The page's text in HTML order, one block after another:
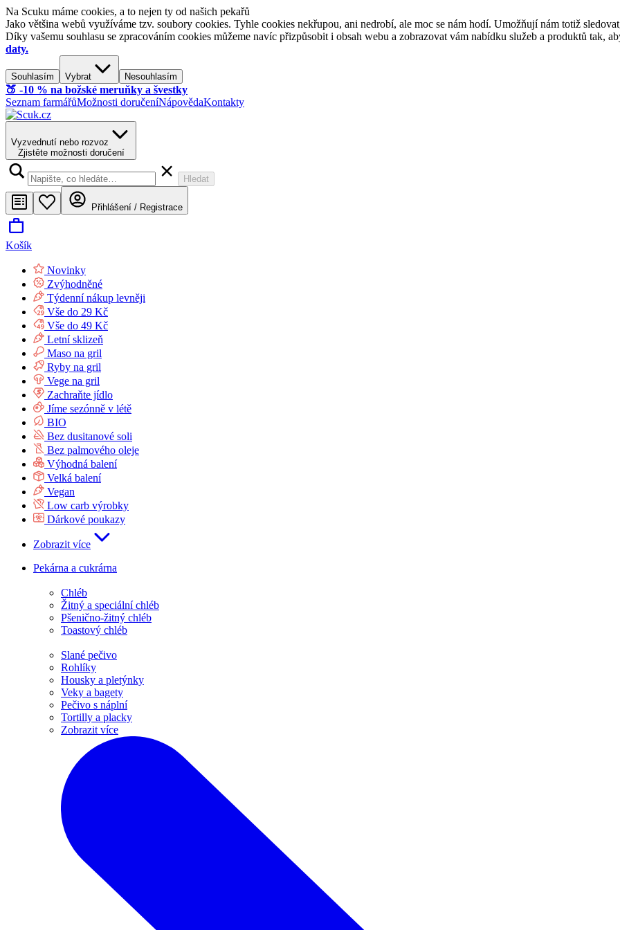
Na Scuku máme cookies, a to nejen ty od našich pekařů
Jako většina webů využíváme tzv. soubory cookies. Tyhle cookies nekřupou, ani nedrobí, ale moc se nám hodí. Umožňují nám totiž
Díky vašemu souhlasu se zpracováním cookies můžeme navíc přizpůsobit i obsah webu a zobrazovat vám nabídku služeb a produktů tak,
daty.
Souhlasím Vybrat Nesouhlasím
🍑​ -10 % na božské meruňky a švestky
Seznam farmářůMožnosti doručeníNápovědaKontakty
Vyzvednutí nebo rozvoz
Zjistěte možnosti doručení
Hledat
Přihlášení / Registrace
Košík
Novinky
Zvýhodněné
Týdenní nákup levněji
Vše do 29 Kč
Vše do 49 Kč
Letní sklizeň
Maso na gril
Ryby na gril
Vege na gril
Zachraňte jídlo
Jíme sezónně v létě
BIO
Bez dusitanové soli
Bez palmového oleje
Výhodná balení
Velká balení
Vegan
Low carb výrobky
Dárkové poukazy
Zobrazit více
Pekárna a cukrárna
Chléb
Žitný a speciální chléb
Pšenično-žitný chléb
Toastový chléb
Slané pečivo
Rohlíky
Housky a pletýnky
Veky a bagety
Pečivo s náplní
Tortilly a placky
Zobrazit více